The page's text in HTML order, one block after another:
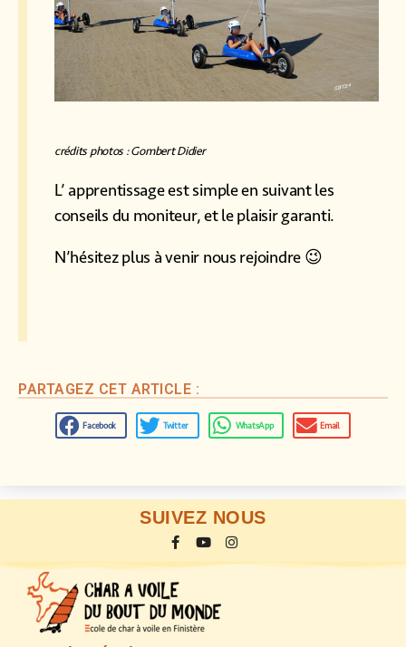
crédits photos : Gombert Didier
L’ apprentissage est simple en suivant les
conseils du moniteur, et le plaisir garanti.
N’hésitez plus à venir nous rejoindre 😉
PARTAGEZ CET ARTICLE :
Facebook Twitter WhatsApp Email
SUIVEZ NOUS